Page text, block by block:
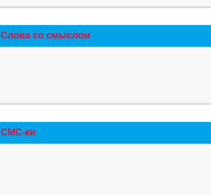
Слова со смыслом
СМС-ки